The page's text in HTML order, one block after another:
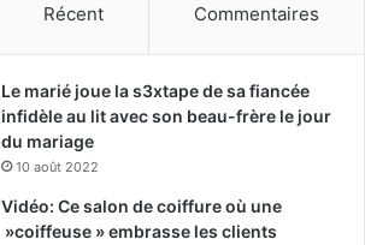
Récent Commentaires
Le marié joue la s3xtape de sa fiancée
infidèle au lit avec son beau-frère le jour
du mariage
10 août 2022
Vidéo: Ce salon de coiffure où une
»coiffeuse » embrasse les clients